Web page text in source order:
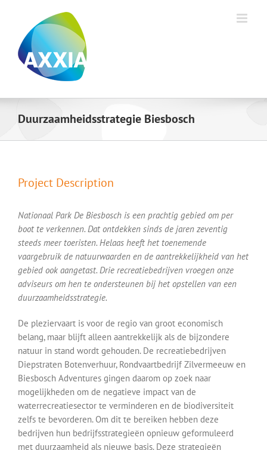
inhoud
Duurzaamheidsstrategie Biesbosch
Project Description
Nationaal Park De Biesbosch is een prachtig gebied om per
boot te verkennen. Dat ontdekken sinds de jaren zeventig
steeds meer toeristen. Helaas heeft het toenemende
vaargebruik de natuurwaarden en de aantrekkelijkheid van het
gebied ook aangetast. Drie recreatiebedrijven vroegen onze
adviseurs om hen te ondersteunen bij het opstellen van een
duurzaamheidsstrategie.
De pleziervaart is voor de regio van groot economisch
belang, maar blijft alleen aantrekkelijk als de bijzondere
natuur in stand wordt gehouden. De recreatiebedrijven
Diepstraten Botenverhuur, Rondvaartbedrijf Zilvermeeuw en
Biesbosch Adventures gingen daarom op zoek naar
mogelijkheden om de negatieve impact van de
waterrecreatiesector te verminderen en de biodiversiteit
zelfs te bevorderen. Om dit te bereiken hebben deze
bedrijven hun bedrijfsstrategieën opnieuw geformuleerd
met duurzaamheid als nieuwe basis. Deze strategieën